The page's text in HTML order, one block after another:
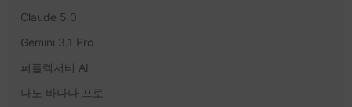
Claude 5.0
Gemini 3.1 Pro
퍼플렉서티 AI
나노 바나나 프로